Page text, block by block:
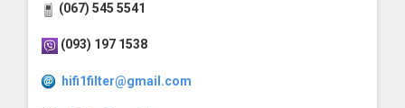
(067) 545 5541
(093) 197 1538
hifi1filter@gmail.com